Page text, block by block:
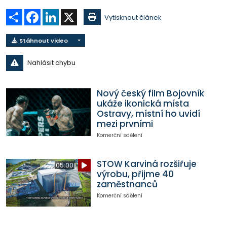
Sdílet Facebook
LinkedIn Vytisknout článek
Stáhnout video
Nahlásit chybu
Nový český film Bojovník
ukáže ikonická místa
Ostravy, místní ho uvidí
mezi prvními
Komerční sdělení
05:00
STOW Karviná rozšiřuje
výrobu, přijme 40
zaměstnanců
Komerční sdělení